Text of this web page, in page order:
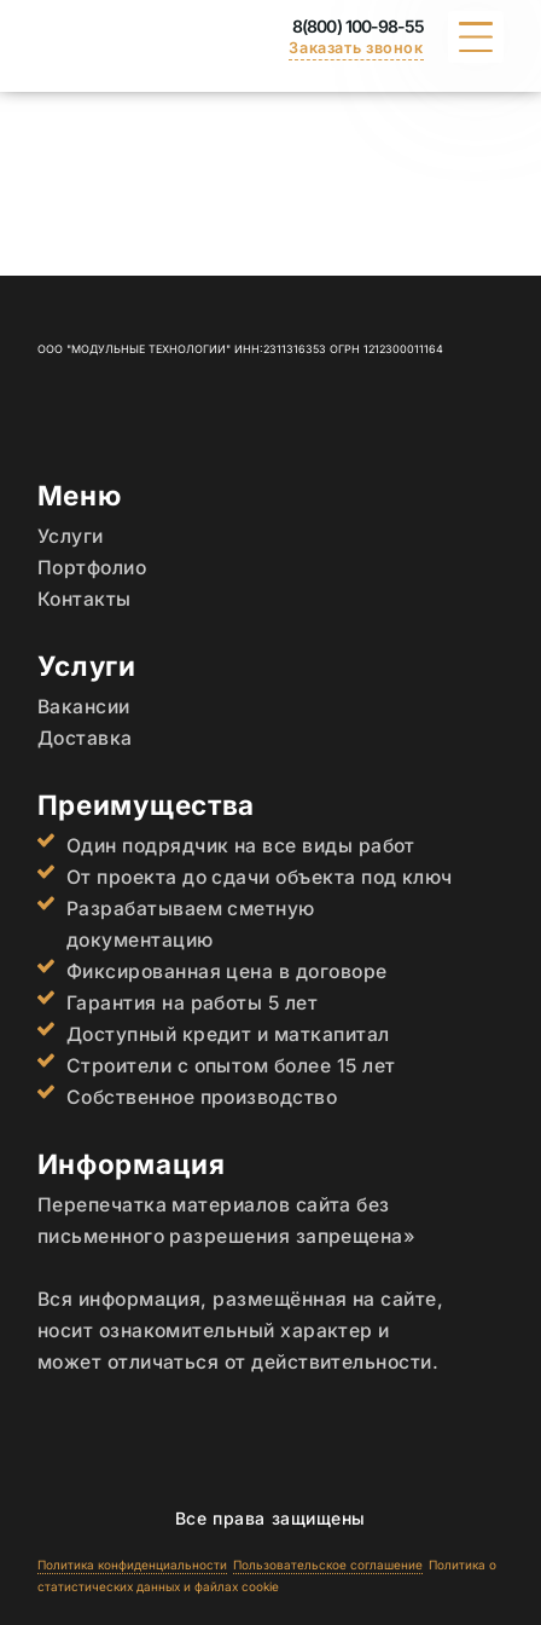
8(800) 100-98-55
Заказать звонок
ДОСТАВКА
ООО "МОДУЛЬНЫЕ ТЕХНОЛОГИИ" ИНН:2311316353 ОГРН 1212300011164
Меню
Услуги
Портфолио
Контакты
Услуги
Вакансии
Доставка
Преимущества
Один подрядчик на все виды работ
От проекта до сдачи объекта под ключ
Разрабатываем сметную
документацию
Фиксированная цена в договоре
Гарантия на работы 5 лет
Доступный кредит и маткапитал
Строители с опытом более 15 лет
Собственное производство
Информация
Перепечатка материалов сайта без
письменного разрешения запрещена»
Вся информация, размещённая на сайте,
носит ознакомительный характер и
может отличаться от действительности.
Все права защищены
Политика конфиденциальности Пользовательское соглашение Политика о
статистических данных и файлах cookie